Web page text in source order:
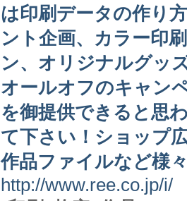
は印刷データの作り
ント企画、カラー印
ン、オリジナルグッ
オールオフのキャン
を御提供できると思
て下さい！ショップ
作品ファイルなど様
http://www.ree.co.jp/i/